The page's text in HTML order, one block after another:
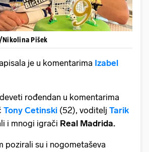
Pišek
je u komentarima Izabel
rođendan u komentarima
Tony Cetinski (52), voditelj Tarik
i mnogi igrači Real Madrida.
pozirali su i nogometaševa